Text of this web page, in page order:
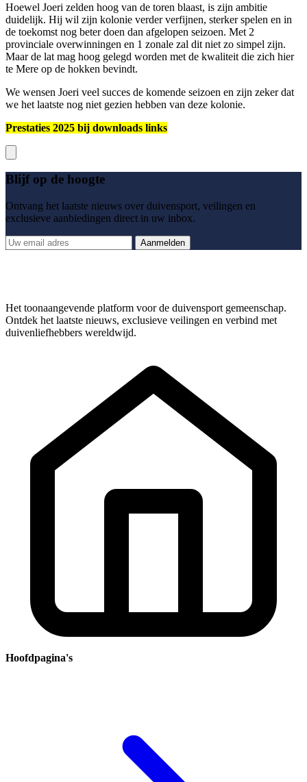
Hoewel Joeri zelden hoog van de toren blaast, is zijn ambitie
duidelijk. Hij wil zijn kolonie verder verfijnen, sterker spelen en in
de toekomst nog beter doen dan afgelopen seizoen. Met 2
provinciale overwinningen en 1 zonale zal dit niet zo simpel zijn.
Maar de lat mag hoog gelegd worden met de kwaliteit die zich hier
te Mere op de hokken bevindt.
We wensen Joeri veel succes de komende seizoen en zijn zeker dat
we het laatste nog niet gezien hebben van deze kolonie.
Prestaties 2025 bij downloads links
Blijf op de hoogte
Ontvang het laatste nieuws over duivensport, veilingen en
exclusieve aanbiedingen direct in uw inbox.
Aanmelden
Het toonaangevende platform voor de duivensport gemeenschap.
Ontdek het laatste nieuws, exclusieve veilingen en verbind met
duivenliefhebbers wereldwijd.
Hoofdpagina's